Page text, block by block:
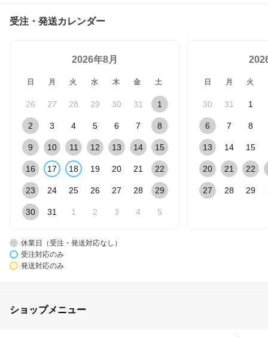
受注・発送カレンダー
2026年8月
日 月 火 水 木 金 土
26 27 28 29 30 31 1
2 3 4 5 6 7 8
9 10 11 12 13 14 15
16 17 18 19 20 21 22
23 24 25 26 27 28 29
30 31 1 2 3 4 5
日 月 火
30 31 1
6 7 8
13 14 15
20 21 22
27 28 29
休業日（受注・発送対応なし）
受注対応のみ
発送対応のみ
ショップメニュー